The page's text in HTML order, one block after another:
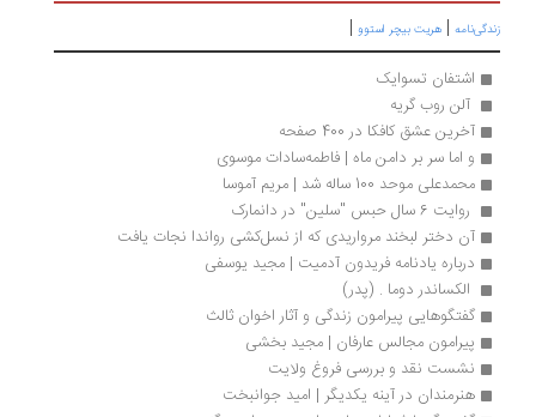
|هریت بیچر استوو|
اشتفان تسوایک
آلن روب گریه
آخرین عشق کافکا در 400 صفحه
و اما سر بر دامن ماه | فاطمه‌سادات موسوی
محمدعلی موحد 100 ساله شد | مریم آموسا
روایت 6 سال حبس "سلین" در دانمارک
آن دختر لبخند مرواریدی که از نسل‌کشی رواندا نجات یافت
درباره یادنامه فریدون آدمیت | مجید یوسفی
الکساندر دوما . (پدر)
گفتگوهایی پیرامون زندگی و آثار اخوان ثالث
پیرامون مجالس عارفان | مجید بخشی
نشست نقد و بررسی فروغ ولایت
هنرمندان در آینه یکدیگر | امید جوانبخت